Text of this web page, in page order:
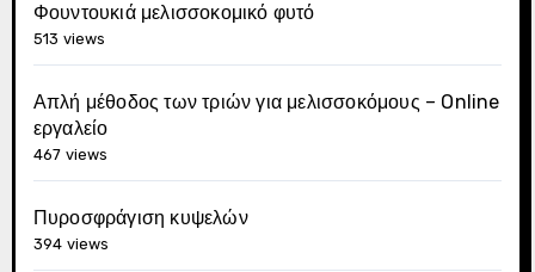
Φουντουκιά μελισσοκομικό φυτό
513 views
Απλή μέθοδος των τριών για μελισσοκόμους – Online
εργαλείο
467 views
Πυροσφράγιση κυψελών
394 views